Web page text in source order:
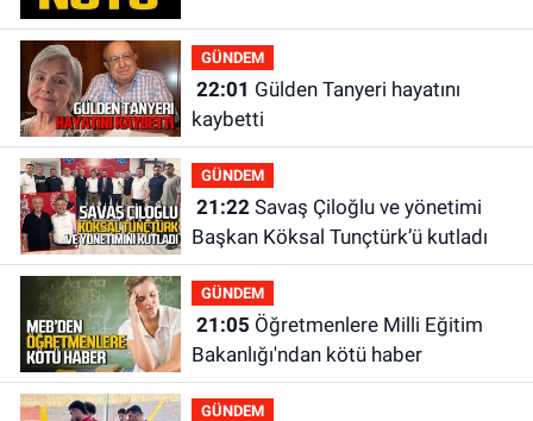
GÜNDEM
22:01
kaybetti
GÜNDEM
21:22Savaş Çiloğlu ve yönetimi
Başkan Köksal Tunçtürk’ü kutladı
GÜNDEM
21:05
Bakanlığı'ndan kötü haber
GÜNDEM